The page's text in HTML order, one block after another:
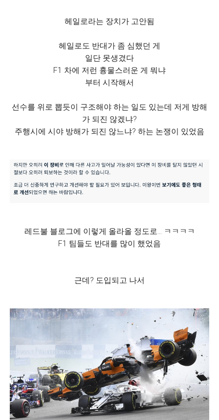
헤일로라는 장치가 고안됨
헤일로도 반대가 좀 심했던 게
일단 못생겼다
F1 차에 저런 흉물스러운 게 뭐냐
부터 시작해서
선수를 위로 뽑듯이 구조해야 하는 일도 있는데 저게 방해
가 되진 않겠냐?
주행시에 시야 방해가 되진 않느냐? 하는 논쟁이 있었음
레드불 블로그에 이렇게 올라올 정도로... ㅋㅋㅋㅋ
F1 팀들도 반대를 많이 했었음
근데? 도입되고 나서